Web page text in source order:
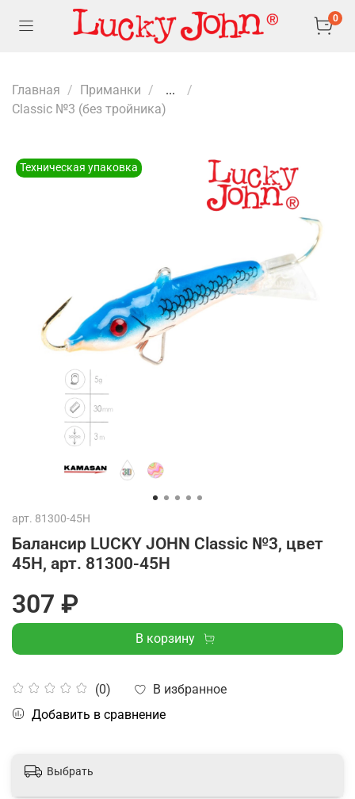
0
Главная Приманки
...
Classic №3 (без тройника)
Техническая упаковка
арт. 81300-45H
Балансир LUCKY JOHN Classic №3, цвет
45H, арт. 81300-45H
(0)
В избранное
Добавить в сравнение
307 ₽
В корзину
Выбрать